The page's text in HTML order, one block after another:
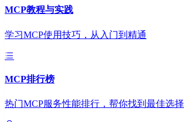
MCP教程与实践
学习MCP使用技巧，从入门到精通
MCP排行榜
热门MCP服务性能排行，帮你找到最佳选择